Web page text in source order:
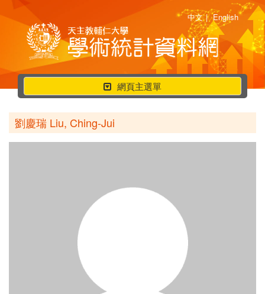
中文 | English
行
動
選
單
網頁主選單
劉慶瑞 Liu, Ching-Jui